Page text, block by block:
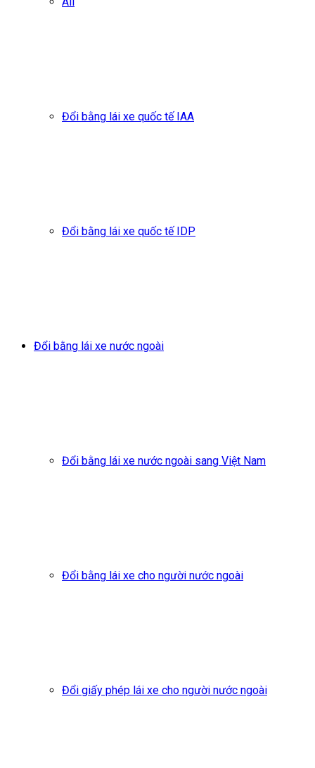
Đổi bằng lái xe quốc tế IAA
Đổi bằng lái xe quốc tế IDP
Đổi bằng lái xe nước ngoài
Đổi bằng lái xe nước ngoài sang Việt Nam
Đổi bằng lái xe cho người nước ngoài
Đổi giấy phép lái xe cho người nước ngoài